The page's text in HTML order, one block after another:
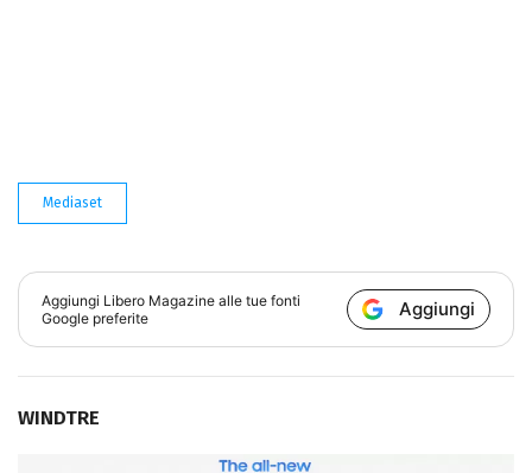
Mediaset
Aggiungi Libero Magazine alle tue fonti
Google preferite
Aggiungi
WINDTRE